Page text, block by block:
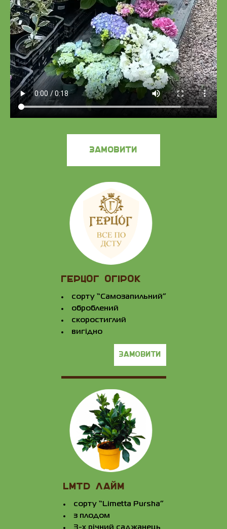
замовити
ГЕРЦОГ ОГІРОК
сорту “Самозапильний”
оброблений
скоростиглий
вигідно
замовити
LMTD ЛАЙМ
сорту “Limetta Pursha”
з плодом